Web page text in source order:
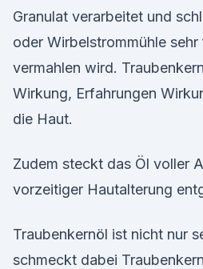
Granulat verarbeitet und
oder Wirbelstrommühle
vermahlen wird.
Wirkung, Erfahrungen
die Haut.
Zudem steckt das Öl voller
vorzeitiger Hautalterung
Traubenkernöl ist nicht nur
schmeckt dabei